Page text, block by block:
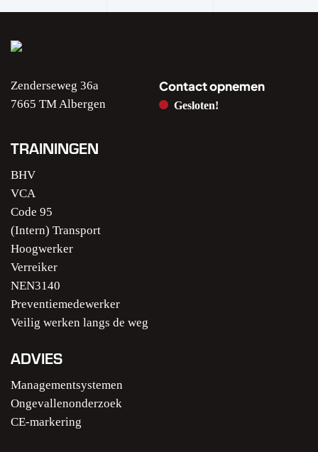
Zenderseweg 36a
7665 TM Albergen
Contact opnemen
Gesloten!
TRAININGEN
BHV
VCA
Code 95
(Intern) Transport
Hoogwerker
Verreiker
NEN3140
Preventiemedewerker
Veilig werken langs de weg
ADVIES
Managementsystemen
Ongevallenonderzoek
CE-markering